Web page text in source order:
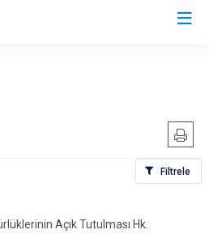
Filtrele
Açık Tutulması Hk.